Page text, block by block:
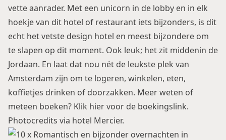
vette aanrader. Met een unicorn in de lobby en in elk
hoekje van dit hotel of restaurant iets bijzonders, is dit
echt het vetste design hotel en meest bijzondere om
te slapen op dit moment. Ook leuk; het zit middenin de
Jordaan. En laat dat nou nét de leukste plek van
Amsterdam zijn om te logeren, winkelen, eten,
koffietjes drinken of doorzakken. Meer weten of
meteen boeken? Klik hier voor de boekingslink.
Photocredits via hotel Mercier.